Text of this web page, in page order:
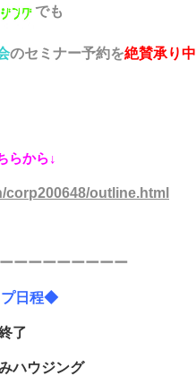
でも
のセミナー予約を絶賛承り中
らから↓
outline.html
ーーーーーーーー
日程◆
了
ジング